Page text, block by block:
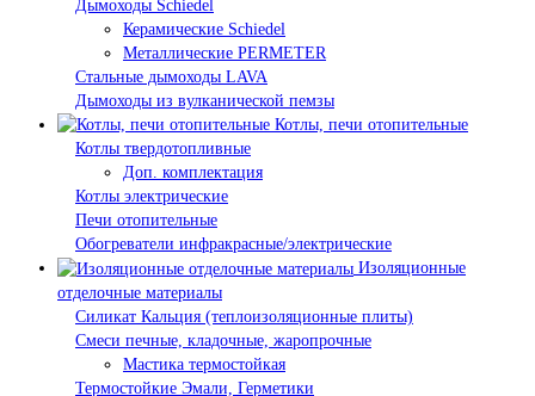
Дымоходы Schiedel
Керамические Schiedel
Металлические PERMETER
Стальные дымоходы LAVA
Дымоходы из вулканической пемзы
Котлы, печи отопительные
Котлы твердотопливные
Доп. комплектация
Котлы электрические
Печи отопительные
Обогреватели инфракрасные/электрические
Изоляционные
отделочные материалы
Силикат Кальция (теплоизоляционные плиты)
Смеси печные, кладочные, жаропрочные
Мастика термостойкая
Термостойкие Эмали, Герметики